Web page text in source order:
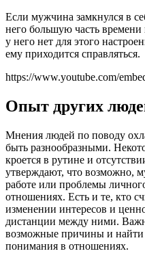
Если мужчина замкнулся в
него большую часть времени
у него нет для этого
ему приходится справляться.
https://www.youtube.com/
Опыт других
Мнения людей по поводу
быть разнообразными.
кроется в рутине и
утверждают, что возможно,
работе или проблемы
отношениях. Есть и те, кто
изменении интересов и
дистанции между ними.
возможные причины и найти
понимания в отношениях.